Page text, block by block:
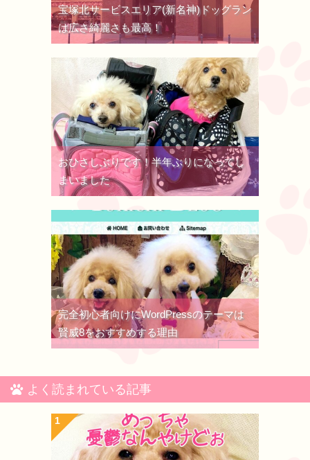
宝塚北サービスエリア(新名神)ドッグラン
は広さ綺麗さも最高！
おひさしぶりです！半年ぶりになってし
まいました
完全初心者向けにWordPressのテーマは
賢威8をおすすめする理由
よく読まれている記事